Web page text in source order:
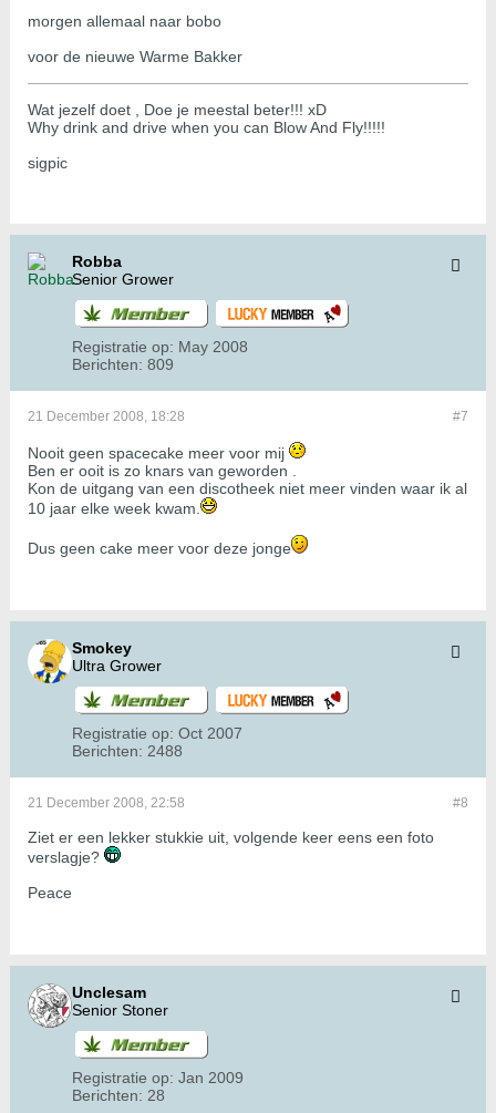
morgen allemaal naar bobo
voor de nieuwe Warme Bakker
Wat jezelf doet , Doe je meestal beter!!! xD
Why drink and drive when you can Blow And Fly!!!!!
sigpic
Robba
Senior Grower
Registratie op: May 2008
Berichten: 809
#7
21 December 2008, 18:28
Nooit geen spacecake meer voor mij
Ben er ooit is zo knars van geworden .
Kon de uitgang van een discotheek niet meer vinden waar ik al
10 jaar elke week kwam.
Dus geen cake meer voor deze jonge
Smokey
Ultra Grower
Registratie op: Oct 2007
Berichten: 2488
#8
21 December 2008, 22:58
Ziet er een lekker stukkie uit, volgende keer eens een foto
verslagje?
Peace
Unclesam
Senior Stoner
Registratie op: Jan 2009
Berichten: 28